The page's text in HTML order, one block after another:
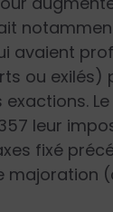
avaient
ou exilés)
leur
fixé